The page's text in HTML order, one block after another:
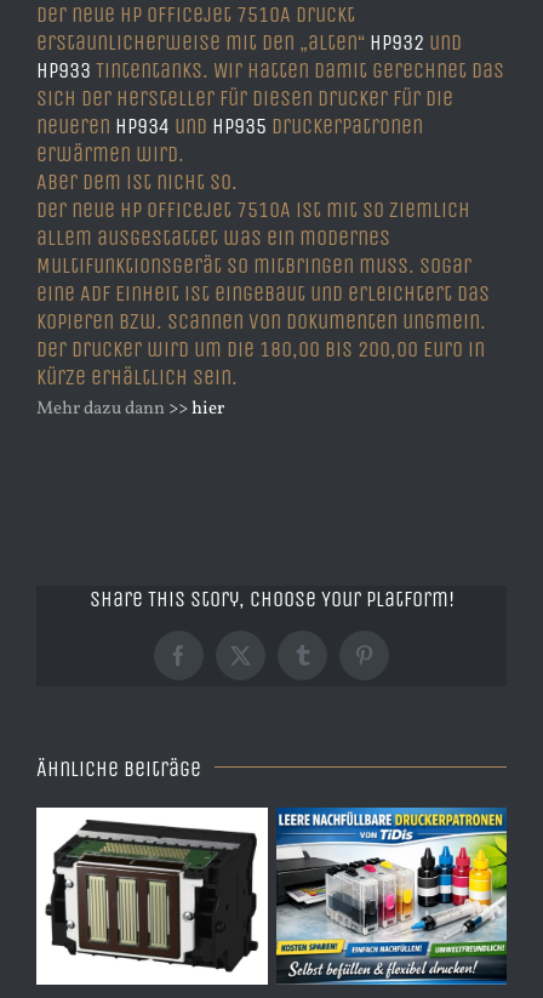
Der neue HP Officejet 7510A druckt
erstaunlicherweise mit den „alten“ HP932 und
HP933 Tintentanks. Wir hatten damit gerechnet das
sich der Hersteller für diesen Drucker für die
neueren HP934 und HP935 Druckerpatronen
erwärmen wird.
Aber dem ist nicht so.
Der neue HP Officejet 7510A ist mit so ziemlich
allem ausgestattet was ein modernes
Multifunktionsgerät so mitbringen muss. Sogar
eine ADF Einheit ist eingebaut und erleichtert das
kopieren bzw. scannen von Dokumenten ungmein.
Der Drucker wird um die 180,00 bis 200,00 Euro in
kürze erhältlich sein.
Mehr dazu dann>> hier
Share This Story, Choose Your Platform!
Facebook
X TumblrPinterest
Ähnliche Beiträge